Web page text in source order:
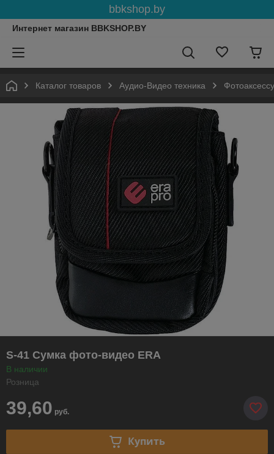
bbkshop.by
Интернет магазин BBKSHOP.BY
Каталог товаров Аудио-Видео техника
S-41 Сумка фото-видео ERA
В наличии
Розница
39,60 руб.
Купить